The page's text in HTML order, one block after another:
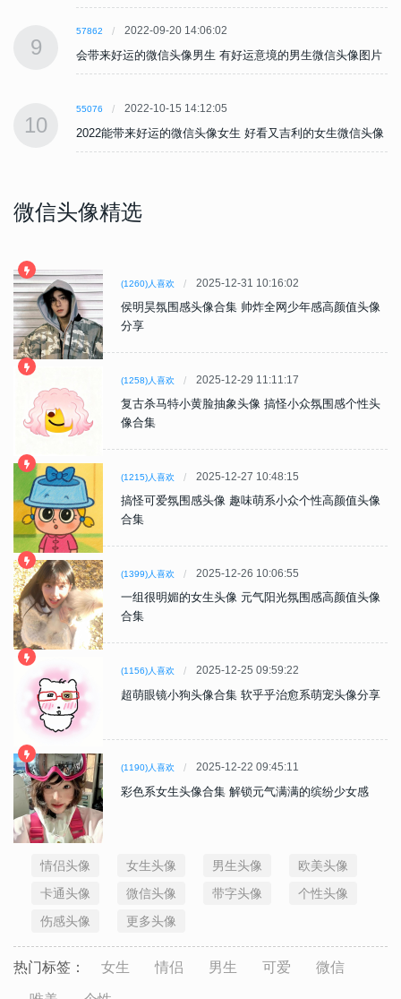
9
57862 2022-09-20 14:06:02
会带来好运的微信头像男生 有好运意境的男生微信头像图片
10
55076 2022-10-15 14:12:05
2022能带来好运的微信头像女生 好看又吉利的女生微信头像
微信头像精选
(1260)人喜欢 2025-12-31 10:16:02
侯明昊氛围感头像合集 帅炸全网少年感高颜值头像
分享
(1258)人喜欢 2025-12-29 11:11:17
复古杀马特小黄脸抽象头像 搞怪小众氛围感个性头
像合集
(1215)人喜欢 2025-12-27 10:48:15
搞怪可爱氛围感头像 趣味萌系小众个性高颜值头像
合集
(1399)人喜欢 2025-12-26 10:06:55
一组很明媚的女生头像 元气阳光氛围感高颜值头像
合集
(1156)人喜欢 2025-12-25 09:59:22
超萌眼镜小狗头像合集 软乎乎治愈系萌宠头像分享
(1190)人喜欢 2025-12-22 09:45:11
彩色系女生头像合集 解锁元气满满的缤纷少女感
情侣头像 女生头像 男生头像
欧美头像
卡通头像
微信头像 带字头像
个性头像
伤感头像
更多头像
热门标签： 女生 情侣 男生 可爱 微信